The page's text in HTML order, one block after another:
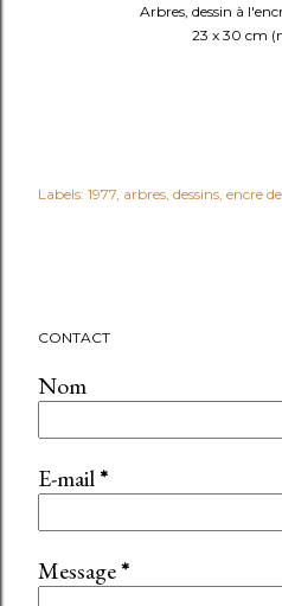
Arbres, dessin à
23 x 30 cm
Labels: 1977 arbres dessins encre
CONTACT
Nom
E-mail*
Message*